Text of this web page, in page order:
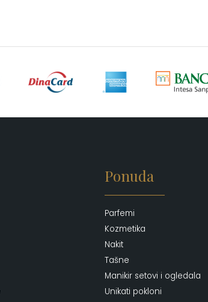
Ponuda
Parfemi
Kozmetika
Nakit
Tašne
Manikir setovi i ogledala
Unikati pokloni